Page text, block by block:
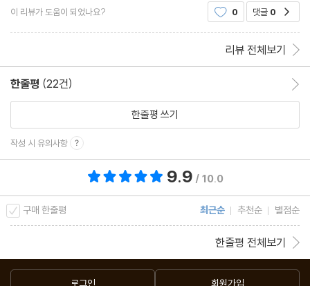
말하기
Unit34 up / down 전치사를 이용해 디테일하게 말하기
Unit35 very / so / enough / too 부사를 이용해 디테일하게 말
Unit37 never / already / still / yet 부사를 이용해 디테일하게
말하기
Unit38 just / even / ever / anymore 부사를 이용해 디테일하
게 말하기
Unit39 -ever 부사를 이용해 디테일하게 말하기
Unit40 too / as well / also / either 부사를 이용해 디테일하게
말하기
이 리뷰가 도움이 되었나요? 0 댓글 0
리뷰 전체보기
한줄평 (22건)
한줄평 쓰기
작성 시 유의사항
9.9 / 10.0
구매 한줄평 최근순 추천순 별점순
한줄평 전체보기
로그인 회원가입